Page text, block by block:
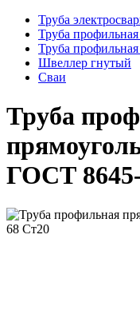
Труба
Труба профильная
Труба
Швеллер гнутый
Сваи
Труба
ГОСТ